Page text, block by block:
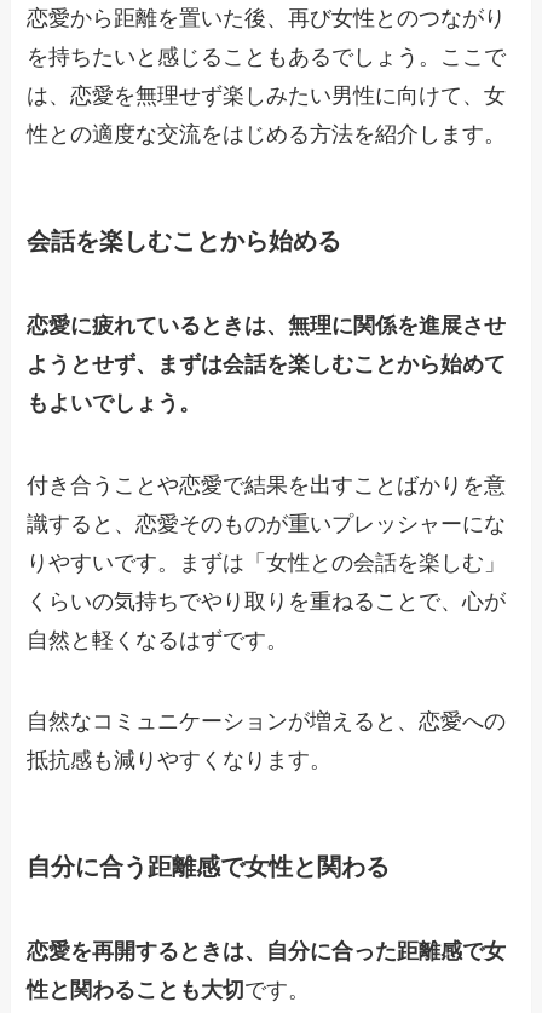
恋愛から距離を置いた後、再び女性とのつながり
を持ちたいと感じることもあるでしょう。ここで
は、恋愛を無理せず楽しみたい男性に向けて、女
性との適度な交流をはじめる方法を紹介します。
会話を楽しむことから始める
恋愛に疲れているときは、無理に関係を進展させ
ようとせず、まずは会話を楽しむことから始めて
もよいでしょう。
付き合うことや恋愛で結果を出すことばかりを意
識すると、恋愛そのものが重いプレッシャーにな
りやすいです。まずは「女性との会話を楽しむ」
くらいの気持ちでやり取りを重ねることで、心が
自然と軽くなるはずです。
自然なコミュニケーションが増えると、恋愛への
抵抗感も減りやすくなります。
自分に合う距離感で女性と関わる
恋愛を再開するときは、自分に合った距離感で女
性と関わることも大切です。